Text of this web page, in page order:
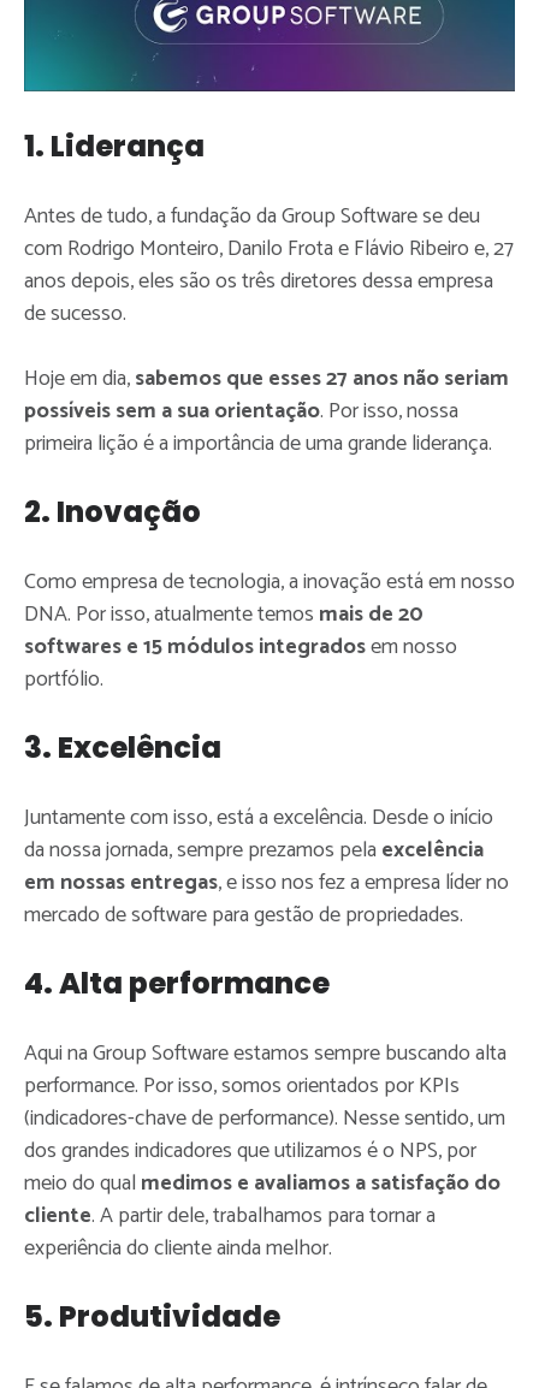
1. Liderança
Antes de tudo, a fundação da Group Software se deu
com Rodrigo Monteiro, Danilo Frota e Flávio Ribeiro e, 27
anos depois, eles são os três diretores dessa empresa
de sucesso.
Hoje em dia,sabemos que esses 27 anos não seriam
possíveis sem a sua orientação. Por isso, nossa
primeira lição é a importância de uma grande liderança.
2. Inovação
Como empresa de tecnologia, a inovação está em nosso
DNA. Por isso, atualmente temos mais de 20
softwares e 15 módulos integradosem nosso
portfólio.
3. Excelência
Juntamente com isso, está a excelência. Desde o início
da nossa jornada, sempre prezamos pela excelência
em nossas entregas, e isso nos fez a empresa líder no
mercado de software para gestão de propriedades.
4. Alta performance
Aqui na Group Software estamos sempre buscando alta
performance. Por isso, somos orientados por KPIs
(indicadores-chave de performance). Nesse sentido, um
dos grandes indicadores que utilizamos é o NPS, por
meio do qual medimos e avaliamos a satisfação do
cliente. A partir dele, trabalhamos para tornar a
experiência do cliente ainda melhor.
5. Produtividade